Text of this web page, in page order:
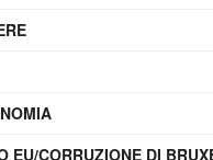
EU/CORRUZIONE DI